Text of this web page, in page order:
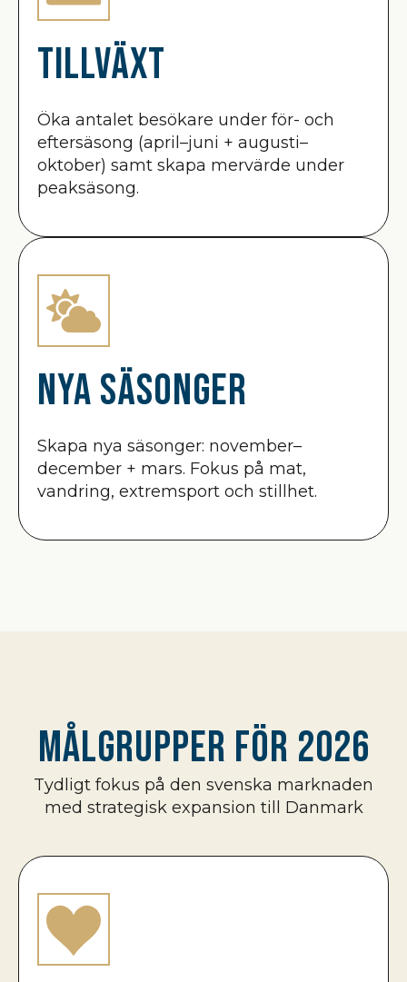
Tillväxt
Öka antalet besökare under för- och
eftersäsong (april–juni + augusti–
oktober) samt skapa mervärde under
peaksäsong.
Nya säsonger
Skapa nya säsonger: november–
december + mars. Fokus på mat,
vandring, extremsport och stillhet.
Målgrupper för 2026
Tydligt fokus på den svenska marknaden
med strategisk expansion till Danmark